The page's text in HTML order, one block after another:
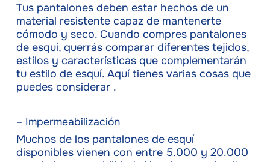
Tus pantalones deben estar hechos de un
material resistente capaz de mantenerte
cómodo y seco. Cuando compres pantalones
de esquí, querrás comparar diferentes tejidos,
estilos y características que complementarán
tu estilo de esquí. Aquí tienes varias cosas que
puedes considerar .
– Impermeabilización
Muchos de los pantalones de esquí
disponibles vienen con entre 5.000 y 20.000